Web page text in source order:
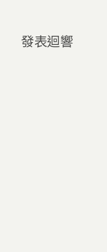
發表迴響